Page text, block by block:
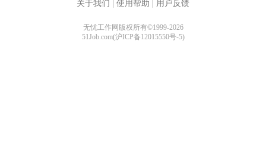
关于我们 使用帮助 用户反馈
无忧工作网版权所有©1999-2026
51Job.com(沪ICP备12015550号-5)